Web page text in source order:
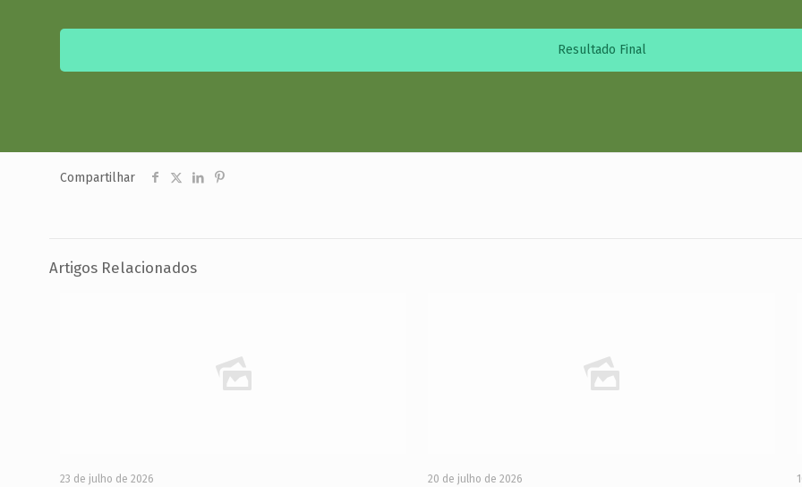
Resultado Final
Compartilhar
Artigos Relacionados
23 de julho de 2026 20 de julho de 2026